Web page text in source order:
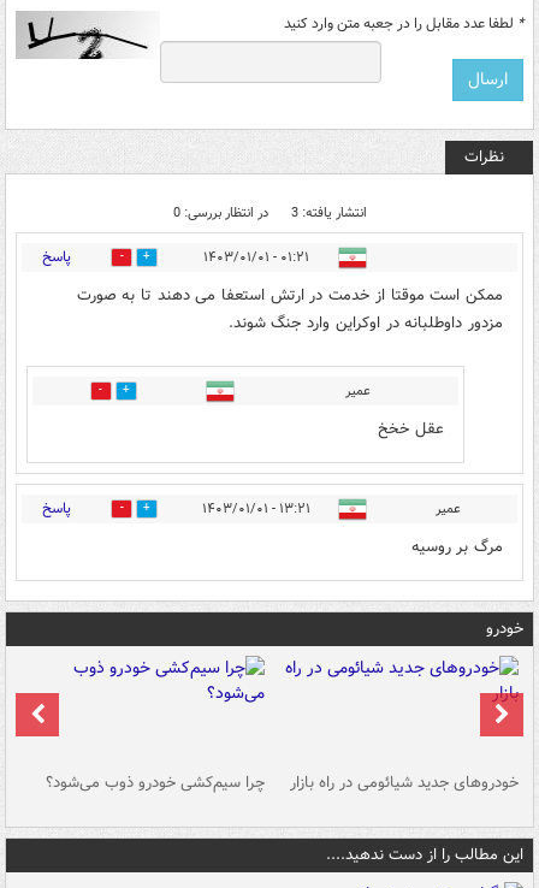
* لطفا عدد مقابل را در جعبه متن وارد کنید
نظرات
انتشار یافته: 3 در انتظار بررسی: 0
۰۱:۲۱ - ۱۴۰۳/۰۱/۰۱ 4 پاسخ
ممکن است موقتا از خدمت در ارتش استعفا می دهند تا به صورت
مزدور داوطلبانه در اوکراین وارد جنگ شوند.
عمیر 0
عقل خخخ
عمیر ۱۳:۲۱ - ۱۴۰۳/۰۱/۰۱ 0 پاسخ
مرگ بر روسیه
خودرو
خودروهای جدید شیائومی در راه بازار چرا سیم‌کشی خودرو ذوب می‌شود؟
این مطالب را از دست ندهید....